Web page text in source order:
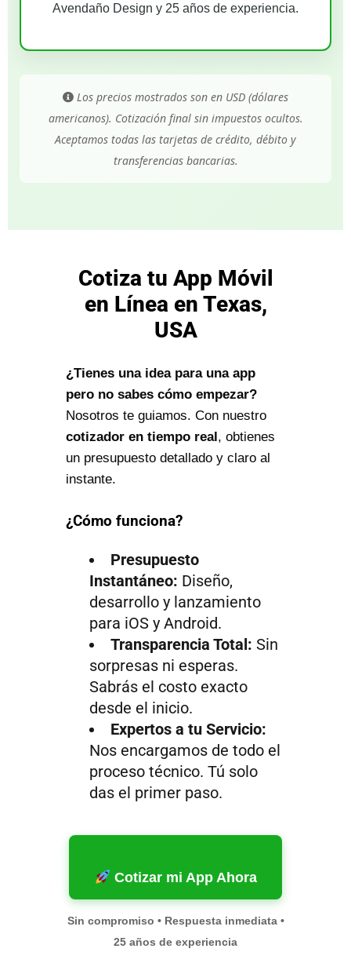
Avendaño Design y 25 años de experiencia.
Los precios mostrados son en USD (dólares
americanos). Cotización final sin impuestos ocultos.
Aceptamos todas las tarjetas de crédito, débito y
transferencias bancarias.
Cotiza tu App Móvil
en Línea en Texas,
USA
¿Tienes una idea para una app
pero no sabes cómo empezar?
Nosotros te guiamos. Con nuestro
cotizador en tiempo real, obtienes
un presupuesto detallado y claro al
instante.
¿Cómo funciona?
Presupuesto
Instantáneo: Diseño,
desarrollo y lanzamiento
para iOS y Android.
Transparencia Total: Sin
sorpresas ni esperas.
Sabrás el costo exacto
desde el inicio.
Expertos a tu Servicio:
Nos encargamos de todo el
proceso técnico. Tú solo
das el primer paso.
Cotizar mi App Ahora
Sin compromiso • Respuesta inmediata •
25 años de experiencia